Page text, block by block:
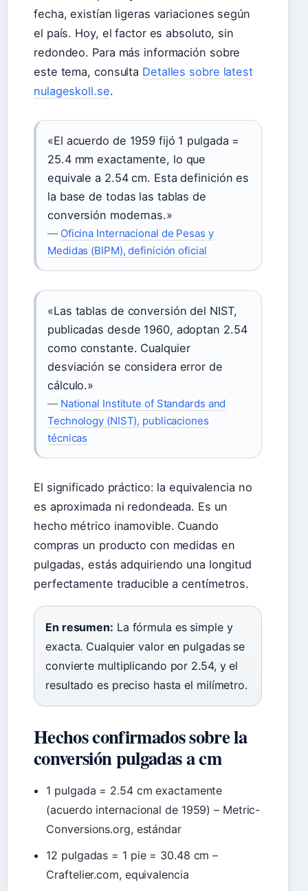
fecha, existían ligeras variaciones según
el país. Hoy, el factor es absoluto, sin
redondeo. Para más información sobre
este tema, consulta Detalles sobre latest
nulageskoll.se.
«El acuerdo de 1959 fijó 1 pulgada =
25.4 mm exactamente, lo que
equivale a 2.54 cm. Esta definición es
la base de todas las tablas de
conversión modernas.»
— Oficina Internacional de Pesas y
Medidas (BIPM), definición oficial
«Las tablas de conversión del NIST,
publicadas desde 1960, adoptan 2.54
como constante. Cualquier
desviación se considera error de
cálculo.»
— National Institute of Standards and
Technology (NIST), publicaciones
técnicas
El significado práctico: la equivalencia no
es aproximada ni redondeada. Es un
hecho métrico inamovible. Cuando
compras un producto con medidas en
pulgadas, estás adquiriendo una longitud
perfectamente traducible a centímetros.
En resumen: La fórmula es simple y
exacta. Cualquier valor en pulgadas se
convierte multiplicando por 2.54, y el
resultado es preciso hasta el milímetro.
Hechos confirmados sobre la
conversión pulgadas a cm
1 pulgada = 2.54 cm exactamente
(acuerdo internacional de 1959) – Metric-
Conversions.org, estándar
12 pulgadas = 1 pie = 30.48 cm –
Craftelier.com, equivalencia